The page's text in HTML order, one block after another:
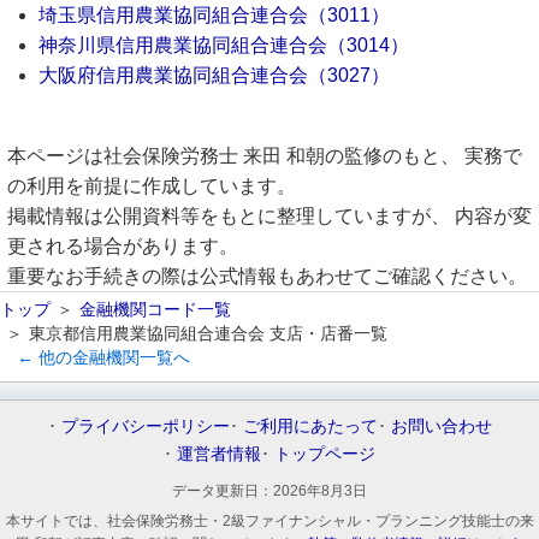
埼玉県信用農業協同組合連合会（3011）
神奈川県信用農業協同組合連合会（3014）
大阪府信用農業協同組合連合会（3027）
本ページは社会保険労務士 来田 和朝の監修のもと、 実務で
の利用を前提に作成しています。
掲載情報は公開資料等をもとに整理していますが、 内容が変
更される場合があります。
重要なお手続きの際は公式情報もあわせてご確認ください。
トップ
金融機関コード一覧
東京都信用農業協同組合連合会 支店・店番一覧
← 他の金融機関一覧へ
プライバシーポリシー ご利用にあたって
お問い合わせ
運営者情報
トップページ
データ更新日： 2026年8月3日
本サイトでは、社会保険労務士・2級ファイナンシャル・プランニング技能士の来